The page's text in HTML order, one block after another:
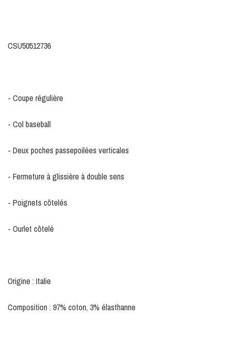
CSU50512736
- Coupe régulière
- Col baseball
- Deux poches passepoilées verticales
- Fermeture à glissière à double sens
- Poignets côtelés
- Ourlet côtelé
Origine : Italie
Composition : 97% coton, 3% élasthanne